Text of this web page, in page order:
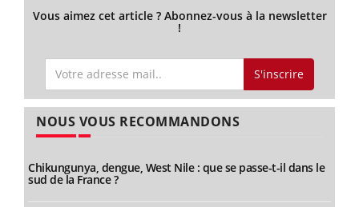
Vous aimez cet article ? Abonnez-vous à la newsletter
!
S'inscrire
NOUS VOUS RECOMMANDONS
Chikungunya, dengue, West Nile : que se passe-t-il dans le
sud de la France ?